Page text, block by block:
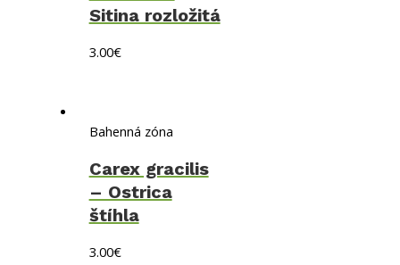
Sitina rozložitá
3.00€
Bahenná zóna
Carex gracilis
– Ostrica
štíhla
3.00€